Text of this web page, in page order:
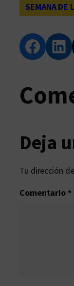
SEMANA DE
Compartir en Facebook Compartir en LinkedIn
Deja
Tu dirección
Comentario *